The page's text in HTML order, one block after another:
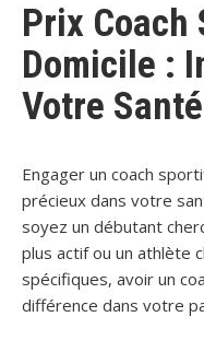
Prix Coach
Domicile :
Votre
Engager un coach
précieux dans votre
soyez un débutant
plus actif ou un athlète
spécifiques, avoir un
différence dans votre